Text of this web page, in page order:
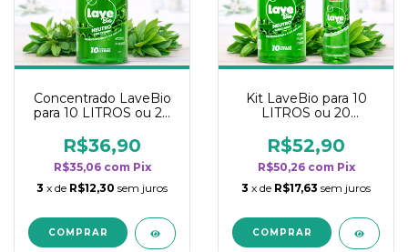
Concentrado LaveBio
para 10 LITROS ou 20
rendimento da
categoria - Neutro
R$36,90
R$35,06 com Pix
3 x de R$12,30 sem juros
Kit LaveBio para 10
LITROS ou 20
rendimento da
categoria - Neutro
R$52,90
R$50,26 com Pix
3 x de R$17,63 sem juros